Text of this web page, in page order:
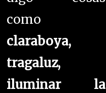
como
claraboya,
tragaluz,
iluminar la